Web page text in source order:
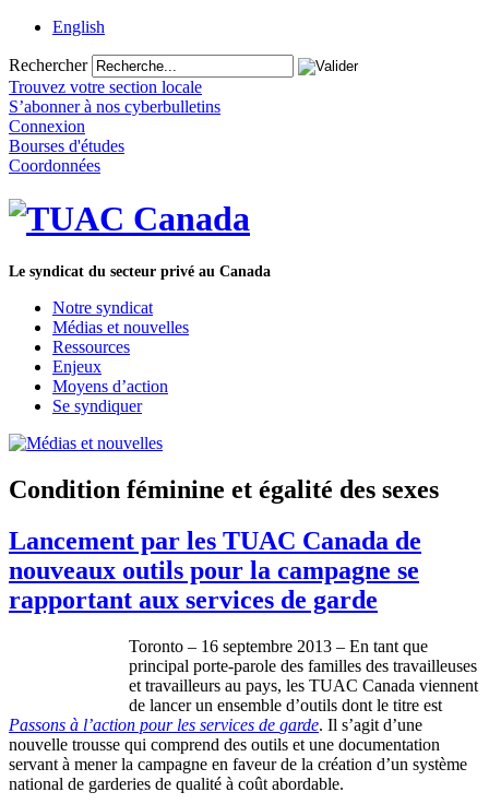
English
Rechercher
Trouvez votre section locale
S’abonner à nos cyberbulletins
Connexion
Bourses d'études
Coordonnées
Le syndicat du secteur privé au Canada
Notre syndicat
Médias et nouvelles
Ressources
Enjeux
Moyens d’action
Se syndiquer
Condition féminine et égalité des sexes
Lancement par les TUAC Canada de
nouveaux outils pour la campagne se
rapportant aux services de garde
Toronto – 16 septembre 2013 – En tant que
principal porte-parole des familles des travailleuses
et travailleurs au pays, les TUAC Canada viennent
de lancer un ensemble d’outils dont le titre est
Passons à l’action pour les services de garde. Il s’agit d’une
nouvelle trousse qui comprend des outils et une documentation
servant à menerla campagne en faveurde la création d’un système
national de garderies de qualité à coût abordable.